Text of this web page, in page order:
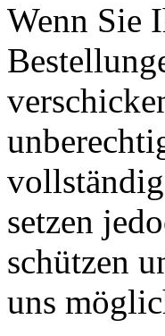
Wenn Sie
setzen
schützen
uns